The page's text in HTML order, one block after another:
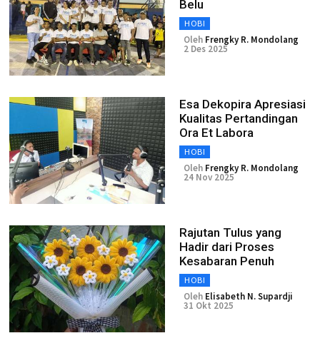
Belu
HOBI
Oleh Frengky R. Mondolang
2 Des 2025
Esa Dekopira Apresiasi
Kualitas Pertandingan
Ora Et Labora
HOBI
Oleh Frengky R. Mondolang
24 Nov 2025
Rajutan Tulus yang
Hadir dari Proses
Kesabaran Penuh
HOBI
Oleh Elisabeth N. Supardji
31 Okt 2025